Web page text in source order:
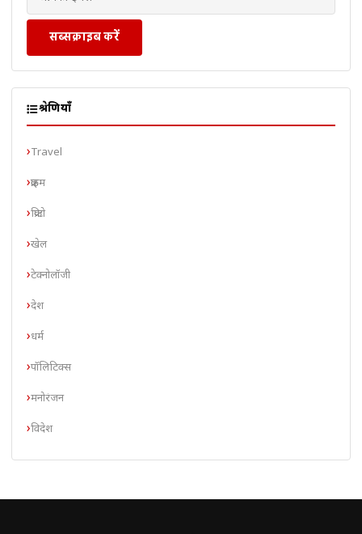
सब्सक्राइब करें
श्रेणियाँ
Travel
क्राइम
क्रिप्टो
खेल
टेक्नोलॉजी
देश
धर्म
पॉलिटिक्स
मनोरंजन
विदेश